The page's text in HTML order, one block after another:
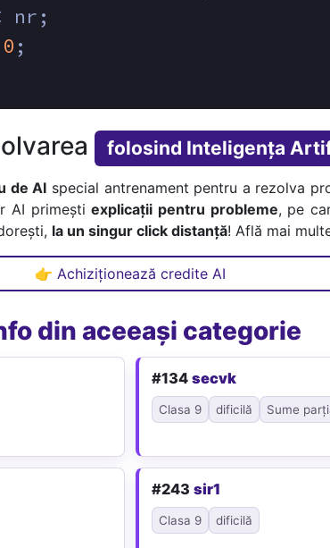
nr;
0 ;
folosind Inteligența
de AI special antrenament pentru a rezolva
AI primeștiexplicații pentru probleme, pe
la un singur click distanță! Află mai
👉 Achiziționează credite AI
din aceeași categorie
#134 secvk
Clasa 9 dificilă Sume
#243 sir1
Clasa 9 dificilă